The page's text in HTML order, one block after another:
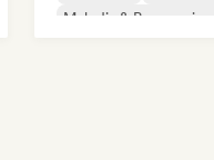
Melodic & Progressive